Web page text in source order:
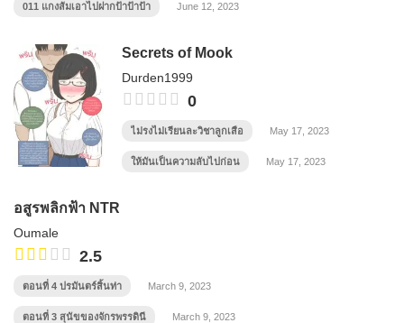
011 แกงส้มเอาไปฝากป้าป้าป้า June 12, 2023
Secrets of Mook
Durden1999
0
ไม่รงไม่เรียนละวิชาลูกเสือ May 17, 2023
ให้มันเป็นความลับไปก่อน May 17, 2023
อสูรพลิกฟ้า NTR
Oumale
2.5
ตอนที่ 4 ปรมันตร์สิ้นท่า March 9, 2023
ตอนที่ 3 สุนัขของจักรพรรดินี March 9, 2023